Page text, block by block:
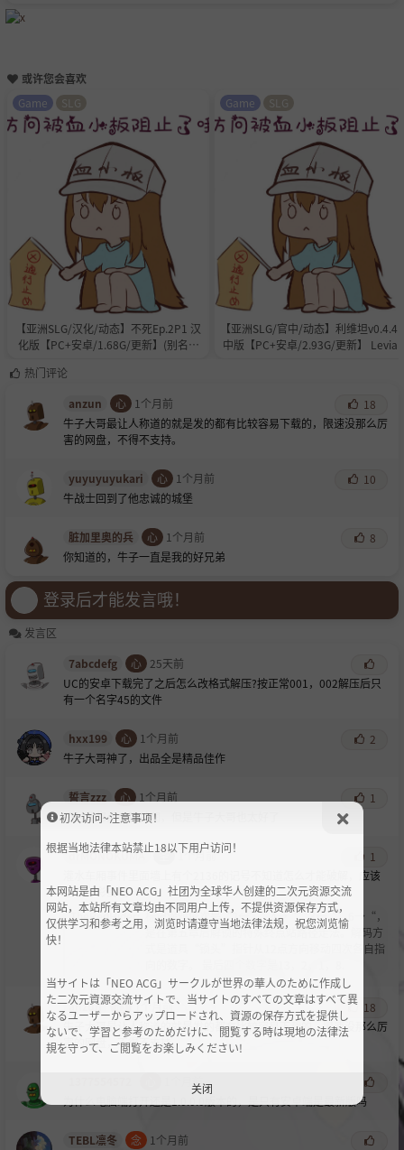
或许您会喜欢
【亚洲SLG/汉化/动态】不死Ep.2P1 汉
化版【PC+安卓/1.68G/更新】(别名：
Game SLG
【亚洲SLG/官中/动态】利维坦v0.4.4
中版【PC+安卓/2.93G/更新】
Game SLG
热门评论
anzun
心 1个月前
18
牛子大哥最让人称道的就是发的都有比较容易下载的，限速没那么厉
害的网盘，不得不支持。
yuyuyuyukari 心 1个月前
10
牛战士回到了他忠诚的城堡
脏加里奥的兵 心 1个月前
8
你知道的，牛子一直是我的好兄弟
登录后才能发言哦！
发言区
7abcdefg
心
25天前
UC的安卓下载完了之后怎么改格式解压?按正常001，002解压后只
有一个名字45的文件
hxx199 心 1个月前
2
牛子大哥神了，出品全是精品佳作
誓言zzz 心 1个月前
1
平时我都点个赞就润，但是牛子大哥也太好了
drMONOKUMA 圣 1个月前
1
136的记号不知道怎么才能破解，应该
是某种彩蛋吧
TheRedHider: 标记涂鸦依次是“2←””4→“”3←“”6→“，
是在第五章后解锁的特殊终点站路径走法。解码方
2点方向移动四次各自指
anzun 心 1个月前
18
牛子大哥最让人称道的就是发的都有比较容易下载的，限速没那么厉
害的网盘，不得不支持。
1个月前
1.0.0.0版本的，是只有安卓端是最新版吗
TEBL凛冬 念
1个月前
初次访问~注意事项！
根据当地法律本站禁止18以下用户访问！
本网站是由「NEO ACG」社团为全球华人创建的二次元资源交流
网站，本站所有文章均由不同用户上传，不提供资源保存方式，
仅供学习和参考之用，浏览时请遵守当地法律法规，祝您浏览愉
快！
当サイトは「NEO ACG」サークルが世界の華人のために作成し
た二次元資源交流サイトで、当サイトのすべての文章はすべて異
なるユーザーからアップロードされ、資源の保存方式を提供し
ないで、学習と参考のためだけに、閲覧する時は現地の法律法
規を守って、ご閲覧をお楽しみください!
关闭